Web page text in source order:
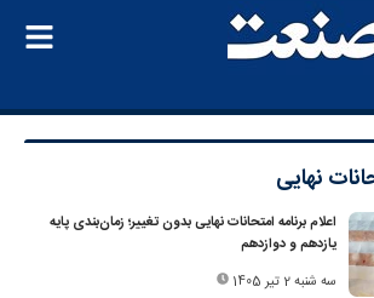
نهایی
اعلام برنامه امتحانات نهایی بدون تغییر؛ زمان‌بندی پایه
یازدهم و دوازدهم
سه شنبه 2 تیر 1405